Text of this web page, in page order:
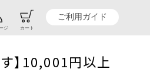
ジ カート
ご利用ガイド
探す
結婚・新生活祝い
】10,001円以上